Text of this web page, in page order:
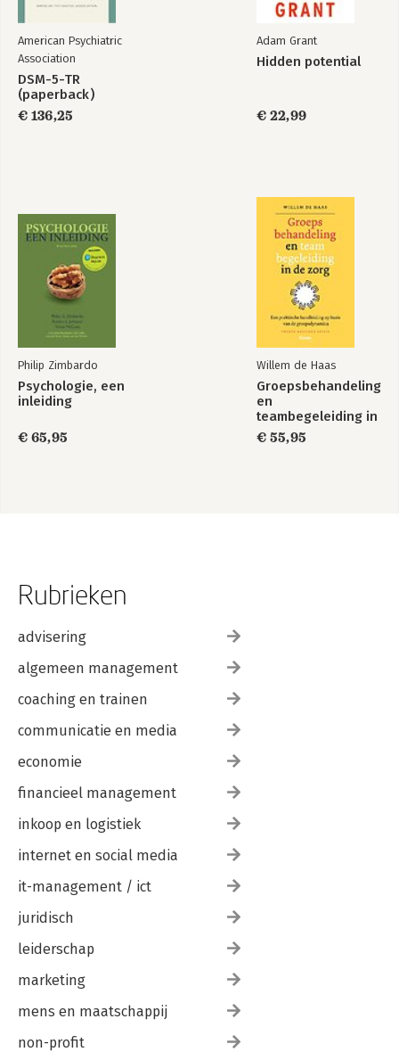
American Psychiatric
Association
DSM-5-TR
(paperback)
€ 136,25
Adam Grant
Hidden potential
€ 22,99
Philip Zimbardo
Psychologie, een
inleiding
€ 65,95
Willem de Haas
Groepsbehandeling
en
teambegeleiding in
de zorg
€ 55,95
Rubrieken
advisering
algemeen management
coaching en trainen
communicatie en media
economie
financieel management
inkoop en logistiek
internet en social media
it-management / ict
juridisch
leiderschap
marketing
mens en maatschappij
non-profit